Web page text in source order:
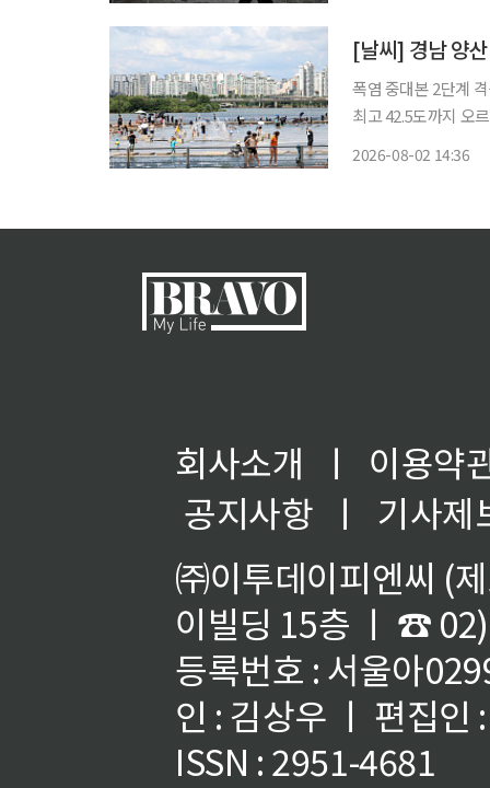
[날씨] 경남 양
폭염 중대본 2단계 격상…현
최고 42.5도까지 오르
2026-08-02 14:36
회사소개 ㅣ
이용약
공지사항
ㅣ
기사제
㈜이투데이피엔씨 (
이빌딩 15층 ㅣ ☎
등록번호 : 서울아
인 : 김상우 ㅣ 편집인
ISSN : 2951-4681